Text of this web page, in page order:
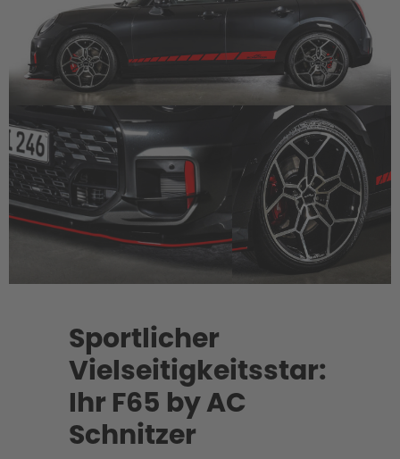
Sportlicher
Vielseitigkeitsstar:
Ihr F65 by AC
Schnitzer